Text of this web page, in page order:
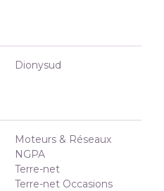
Dionysud
Moteurs & Réseaux
NGPA
Terre-net
Terre-net Occasions